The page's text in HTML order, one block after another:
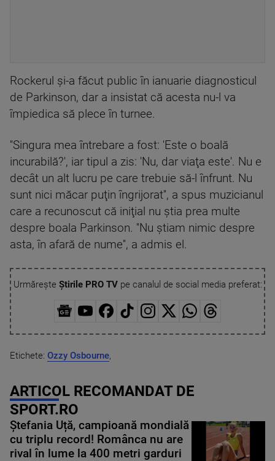
Rockerul şi-a făcut public în ianuarie diagnosticul
de Parkinson, dar a insistat că acesta nu-l va
împiedica să plece în turnee.
''Singura mea întrebare a fost: 'Este o boală
incurabilă?', iar tipul a zis: 'Nu, dar viaţa este'. Nu e
decât un alt lucru pe care trebuie să-l înfrunt. Nu
sunt nici măcar puţin îngrijorat'', a spus muzicianul
care a recunoscut că iniţial nu ştia prea multe
despre boala Parkinson. ''Nu ştiam nimic despre
asta, în afară de nume'', a admis el.
Urmărește Știrile PRO TVpe canalul de social media preferat:
Etichete: Ozzy Osbourne,
ARTICOL RECOMANDAT DE
SPORT.RO
Ștefania Uță, campioană mondială
cu triplu record! Românca nu are
rival în lume la 400 metri garduri